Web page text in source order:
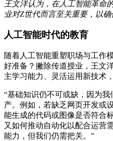
王文洋认为，在人工智能革命
业对Z世代而言至关重要，以确
人工智能时代的教育
随着人工智能重塑职场与工作
好准备？撇除传道授业，王文
主学习能力、灵活运用新技术
“基础知识仍不可或缺，因为
产。例如，若缺乏网页开发或
能生成的代码或图像是否符合
又如何推动自动化以配合运营
能力，但我们仍需把关。”